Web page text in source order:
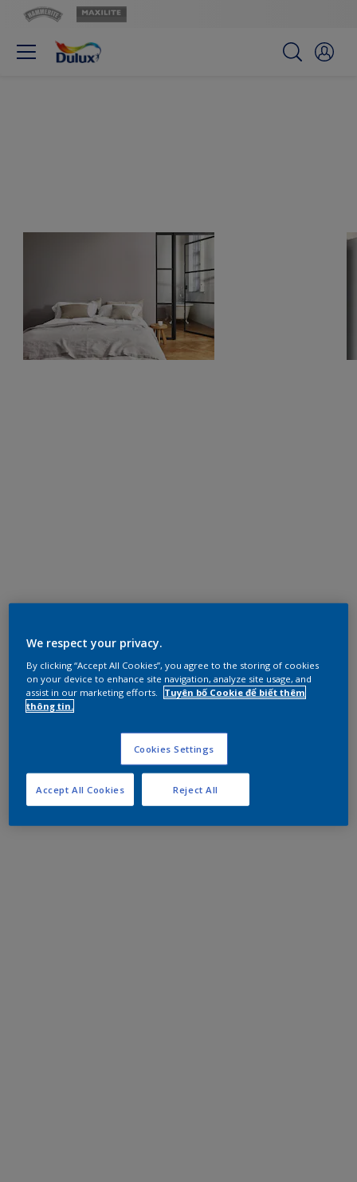
We respect your privacy.
By clicking “Accept All Cookies”, you agree to the storing of cookies
on your device to enhance site navigation, analyze site usage, and
assist in our marketing efforts.
Tuyên bố Cookie để biết thêm
thông tin.
Cookies Settings
Reject All
Accept All Cookies